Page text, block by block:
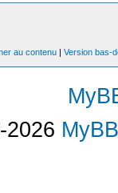
au contenu |Version bas-
2026